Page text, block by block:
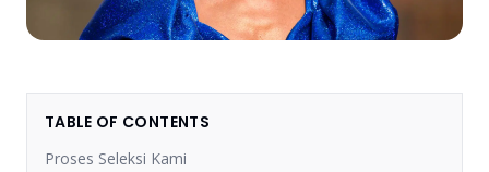
TABLE OF CONTENTS
Proses Seleksi Kami